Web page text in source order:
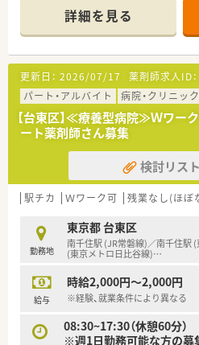
全面的にバックアップしています
■主な業務は入院調剤・注射調剤
剤管理指導業務、病棟服薬指導
■病棟薬剤業務だけでなく、チ
ら様々な経験を積むこともでき
■2016年に移転、綺麗な病院で
≪業務内容≫
■調剤業務（外来は院外処方です
■注射薬（抗がん剤、ＴＰＮ 無
■病棟業務（全ての病棟に薬剤
■チーム医療の参加：感染対策チ
ム（NST）、褥瘡対策チーム、骨
病療養チーム等
■医薬品情報管理業務
≪おすすめポイント≫
ど）
■17:30まで勤務できる台方歓
■大手医療法人で教育体制充実
能です。
詳細を見る
更新日： 2026/07/17 薬剤師求人ID：
パート・アルバイト
病院・クリニック
【台東区】≪療養型病院≫Ｗワー
ート薬剤師さん募集
検討リス
駅チカ Ｗワーク可 残業なし(ほぼ
勤務地
東京都 台東区
南千住駅 (JR常磐線)／南千住駅
(東京メトロ日比谷線)…
給与
時給2,000円～2,000円
※経験、就業条件により異なる
08:30~17:30（休憩60分）
※週1日勤務可能な方の募